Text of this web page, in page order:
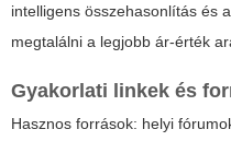
intelligens összehasonlítás és
megtalálni a legjobb ár-érték
Gyakorlati linkek és
Hasznos források: helyi